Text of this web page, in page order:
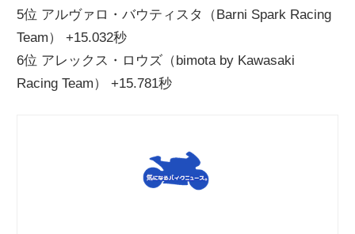
5位 アルヴァロ・バウティスタ（Barni Spark Racing
Team） +15.032秒
6位 アレックス・ロウズ（bimota by Kawasaki
Racing Team） +15.781秒